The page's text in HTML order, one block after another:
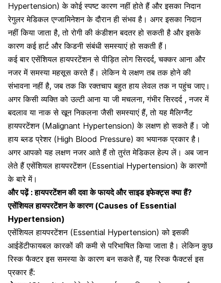
Hypertension) के कोई स्पष्ट कारण नहीं होते हैं और इसका निदान
रेगुलर मेडिकल एग्जामिनेशन के दौरान ही संभव है। अगर इसका निदान
नहीं किया जाता है, तो रोगी की कंडीशन बदतर हो सकती है और इसके
कारण कई हार्ट औरकिडनी संबंधी समस्याएं हो सकती हैं।
कई बार एसेंशियल हायपरटेंशन से पीड़ित लोग सिरदर्द, चक्कर आना और
नजर में समस्या महसूस करते हैं। लेकिन ये लक्षण तब तक होने की
संभावना नहीं है, जब तक कि रक्तचाप बहुत हाय लेवल तक न पहुंच जाए।
अगर किसी व्यक्ति को उल्टी आना या जी मचलना,गंभीर सिरदर्द , नजर में
बदलाव या नाक से खून निकलना जैसी समस्याएं हैं, तो यह मैलिग्नैंट
हायपरटेंशन (Malignant Hypertension) के लक्षण हो सकते हैं। जो
हाय ब्लड प्रेशर (High Blood Pressure) का भयानक प्रकार है।
अगर आपको यह लक्षण नजर आते हैं तो तुरंत मेडिकल हेल्प लें। अब जान
लेते हैं एसेंशियल हायपरटेंशन (Essential Hypertension) के कारणों
के बारे में।
और पढ़ें :हायपरटेंशन की दवा के फायदे और साइड इफेक्ट्स क्या हैं?
एसेंशियल हायपरटेंशन के कारण (Causes of Essential
Hypertension)
एसेंशियल हायपरटेंशन (Essential Hypertension) को इसकी
आईडेंटीफायबल कारकों की कमी से परिभाषित किया जाता है। लेकिन कुछ
रिस्क फैक्टर इस समस्या के कारण बन सकते हैं, यह रिस्क फैक्टर्स इस
प्रकार हैं: